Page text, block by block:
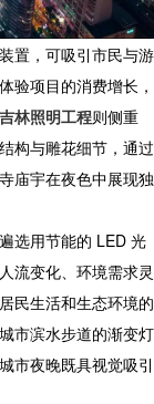
置，可吸引市民与游
验项目的消费增长，
吉林照明工程则侧重
构与雕花细节，通过
庙宇在夜色中展现独
选用节能的 LED 光
流变化、环境需求灵
民生活和生态环境的
市滨水步道的渐变灯
市夜晚既具视觉吸引